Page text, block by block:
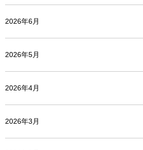
2026年6月
2026年5月
2026年4月
2026年3月